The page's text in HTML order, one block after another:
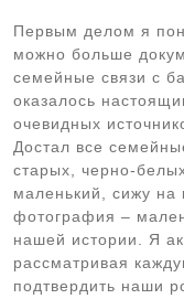
Первым делом я
можно больше
семейные связи с
оказалось
очевидных
Достал все
старых, черно-
маленький, сижу на
фотография –
нашей истории. Я
рассматривая
подтвердить наши